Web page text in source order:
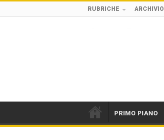
RUBRICHE ARCHIVIO
PRIMO PIANO